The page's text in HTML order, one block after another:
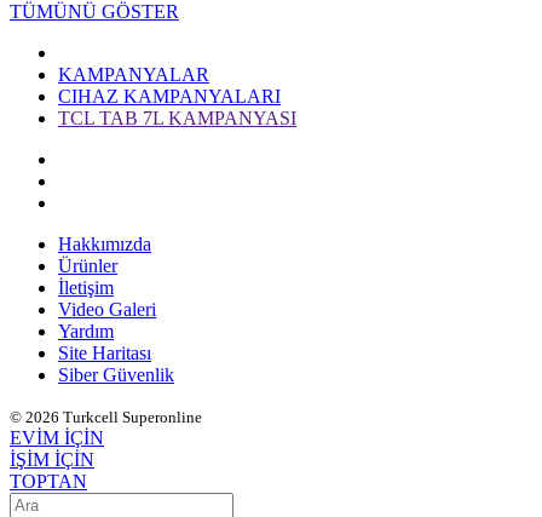
TÜMÜNÜ GÖSTER
KAMPANYALAR
CIHAZ KAMPANYALARI
TCL TAB 7L KAMPANYASI
Hakkımızda
Ürünler
İletişim
Video Galeri
Yardım
Site Haritası
Siber Güvenlik
© 2026 Turkcell Superonline
EVİM İÇİN
İŞİM İÇİN
TOPTAN